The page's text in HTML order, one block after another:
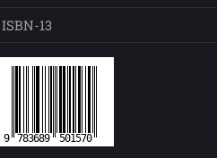
ISBN-13